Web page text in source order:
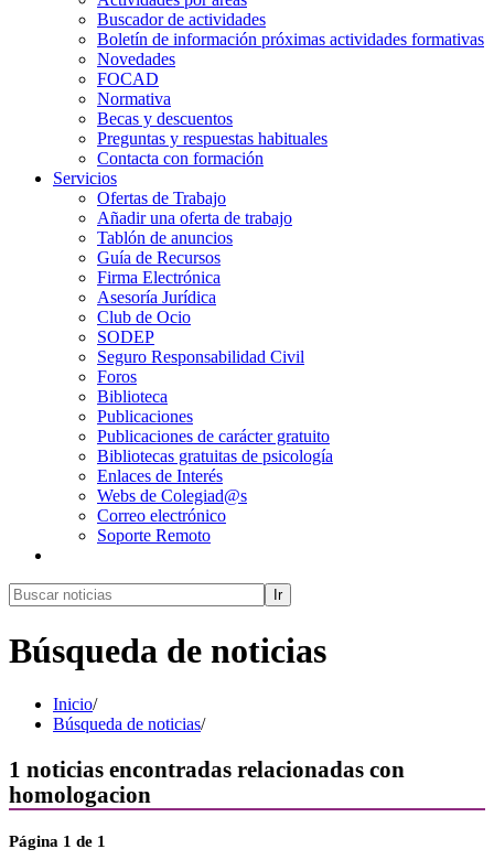
Buscador de actividades
Boletín de información próximas actividades formativas
Novedades
FOCAD
Normativa
Becas y descuentos
Preguntas y respuestas habituales
Contacta con formación
Servicios
Ofertas de Trabajo
Añadir una oferta de trabajo
Tablón de anuncios
Guía de Recursos
Firma Electrónica
Asesoría Jurídica
Club de Ocio
SODEP
Seguro Responsabilidad Civil
Foros
Biblioteca
Publicaciones
Publicaciones de carácter gratuito
Bibliotecas gratuitas de psicología
Enlaces de Interés
Webs de Colegiad@s
Correo electrónico
Soporte Remoto
Ir
Búsqueda de noticias
Inicio/
Búsqueda de noticias/
1 noticias encontradas relacionadas con
homologacion
Página 1 de 1